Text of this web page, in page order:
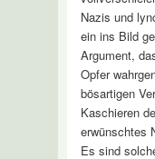
Nazis und
ein ins Bild
Argument,
Opfer
bösartigen
Kaschieren
erwünschtes
Es sind